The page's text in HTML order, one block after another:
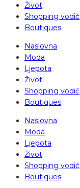
Život
Shopping vodič
Boutiques
Naslovna
Moda
Ljepota
Život
Shopping vodič
Boutiques
Naslovna
Moda
Ljepota
Život
Shopping vodič
Boutiques